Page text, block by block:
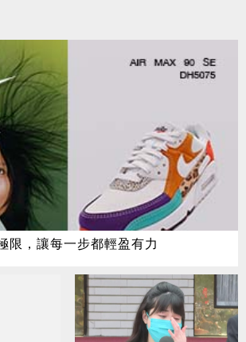
限，讓每一步都輕盈有力